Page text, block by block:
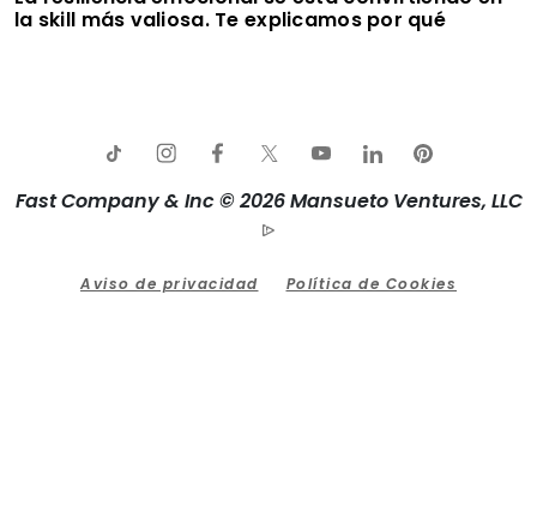
la skill más valiosa. Te explicamos por qué
Fast Company & Inc © 2026 Mansueto Ventures, LLC
Aviso de privacidad Política de Cookies